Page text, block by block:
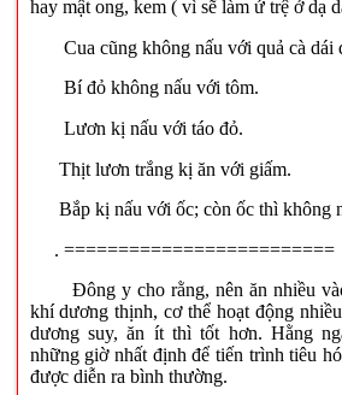
hay mật ong, kem ( vì sẽ làm ứ trệ ở dạ
Cua cũng không nấu với quả cà dái
Bí đỏ không nấu với tôm.
Lươn kị nấu với táo đỏ.
Thịt lươn trắng kị ăn với giấm.
Bắp kị nấu với ốc; còn ốc thì không
. =========================
Đông y cho rằng, nên ăn nhiều
khí dương thịnh, cơ thể hoạt động
dương suy, ăn ít thì tốt hơn. Hằng
những giờ nhất định để tiến trình tiêu
được diễn ra bình thường.